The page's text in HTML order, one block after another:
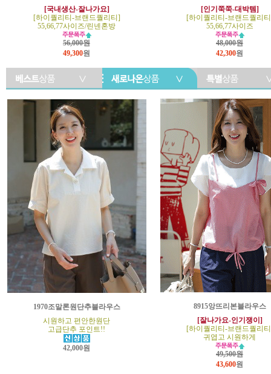
[국내생산-잘나가요]
[하이퀄리티-브랜드퀄리티]
55,66,77사이즈/린넨혼방
56,000원
49,300원
[인기쭉쭉-대박템]
[하이퀄리티-브랜드퀄리
55,66,77사이즈
48,000원
42,300원
1970조말론원단추블라우스
시원하고 편안한원단
고급단추 포인트!!
42,000원
8915앙뜨리본블라우스
[잘나가요-인기쟁이]
[하이퀄리티-브랜드퀄리
귀엽고 시원하게
49,500원
43,600원